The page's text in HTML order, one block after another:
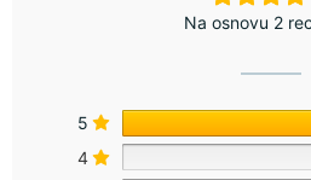
Na osnovu 2
5
4